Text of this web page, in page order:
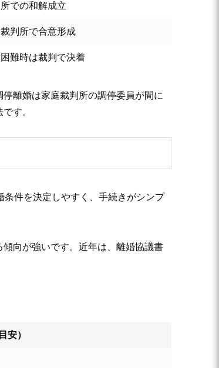
での和解成立
判所で合意形成
難時は裁判で決着
離婚は家庭裁判所の調停委員が間に
す。
件を決定しやすく、手続きがシンプ
向が強いです。近年は、離婚協議書
安）